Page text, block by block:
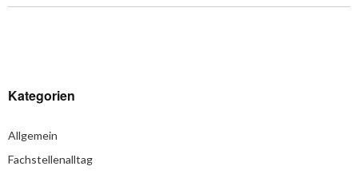
Kategorien
Allgemein
Fachstellenalltag